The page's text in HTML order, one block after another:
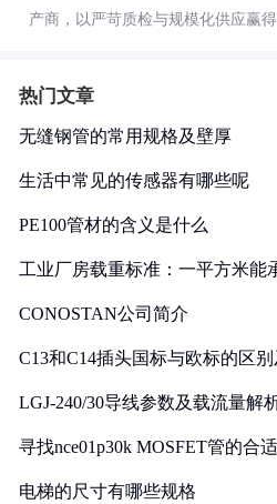
产商，以严苛质检与规模化供应赢得
热门文章
无缝钢管的常用规格及壁厚
生活中常见的传感器有哪些呢
PE100管材的含义是什么
工业厂房载重标准：一平方米能
CONOSTAN公司简介
C13和C14插头国标与欧标的区
LGJ-240/30导线参数及载流量解
寻找nce01p30k MOSFET管的合
电梯的尺寸有哪些规格